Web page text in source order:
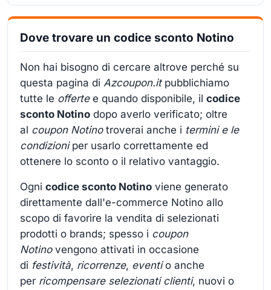
Dove trovare un codice sconto Notino
Non hai bisogno di cercare altrove perché su
questa pagina di Azcoupon.itpubblichiamo
tutte le offertee quando disponibile, il codice
sconto Notino dopo averlo verificato; oltre
al coupon Notinotroverai anche i termini e le
condizioniper usarlo correttamente ed
ottenere lo sconto o il relativo vantaggio.
Ogni codice sconto Notino viene generato
direttamente dall'e-commerce Notino allo
scopo di favorire la vendita di selezionati
prodotti o brands; spesso i coupon
Notinovengono attivati in occasione
di festività, ricorrenze, eventio anche
per ricompensare selezionati clienti, nuovi o